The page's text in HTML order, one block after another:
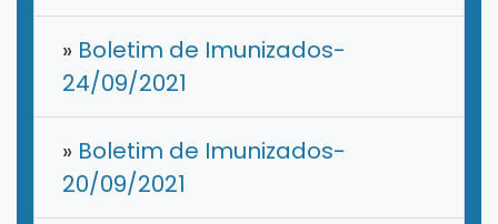
» Boletim de Imunizados-
24/09/2021
» Boletim de Imunizados-
20/09/2021